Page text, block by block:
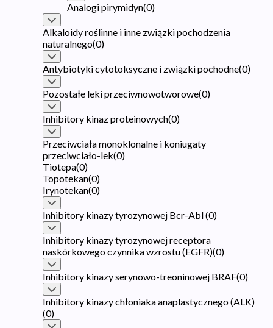
Analogi pirymidyn(0)
Alkaloidy roślinne i inne związki pochodzenia
naturalnego(0)
Antybiotyki cytotoksyczne i związki pochodne(0)
Pozostałe leki przeciwnowotworowe(0)
Inhibitory kinaz proteinowych(0)
Przeciwciała monoklonalne i koniugaty
przeciwciało-lek(0)
Tiotepa(0)
Topotekan(0)
Irynotekan(0)
Inhibitory kinazy tyrozynowej Bcr-Abl(0)
Inhibitory kinazy tyrozynowej receptora
naskórkowego czynnika wzrostu (EGFR)(0)
Inhibitory kinazy serynowo-treoninowej BRAF(0)
Inhibitory kinazy chłoniaka anaplastycznego (ALK)
(0)